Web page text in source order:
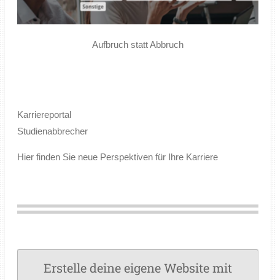
Aufbruch statt Abbruch
Karriereportal
Studienabbrecher
Hier finden Sie neue Perspektiven für Ihre Karriere
Erstelle deine eigene Website mit